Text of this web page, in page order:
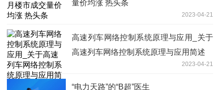
量价均涨 热头条
2023-04-21
高速列车网络控制系统原理与应用_关于
高速列车网络控制系统原理与应用简述
2023-04-21
“电力天路”的“B超”医生